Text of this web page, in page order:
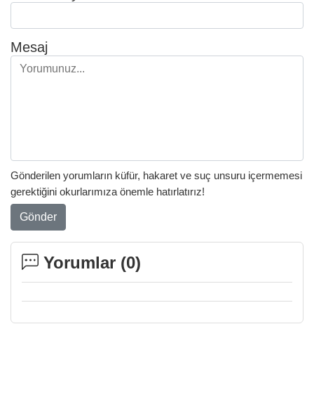
Mesaj
Gönderilen yorumların küfür, hakaret ve suç unsuru içermemesi
gerektiğini okurlarımıza önemle hatırlatırız!
Gönder
Yorumlar (0)